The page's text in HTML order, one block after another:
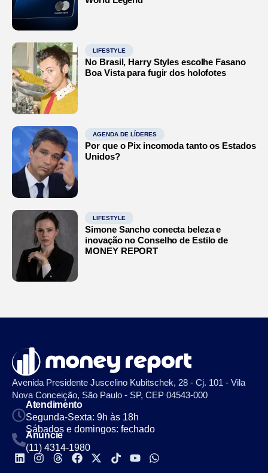
LIFESTYLE
No Brasil, Harry Styles escolhe Fasano
Boa Vista para fugir dos holofotes
AGENDA DE LÍDERES
Por que o Pix incomoda tanto os Estados
Unidos?
LIFESTYLE
Simone Sancho conecta beleza e
inovação no Conselho de Estilo de
MONEY REPORT
Avenida Presidente Juscelino Kubitschek, 28 - Cj. 101 - Vila
Nova Conceição, São Paulo - SP, CEP 04543-000
Atendimento
Segunda-Sexta: 9h às 18h
Sábados e domingos: fechado
Anuncie
(11) 4314-1980